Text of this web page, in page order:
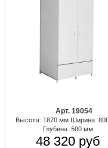
Арт. 19054
Высота: 1870 мм Ширина:
Глубина: 500 мм
48 320 руб